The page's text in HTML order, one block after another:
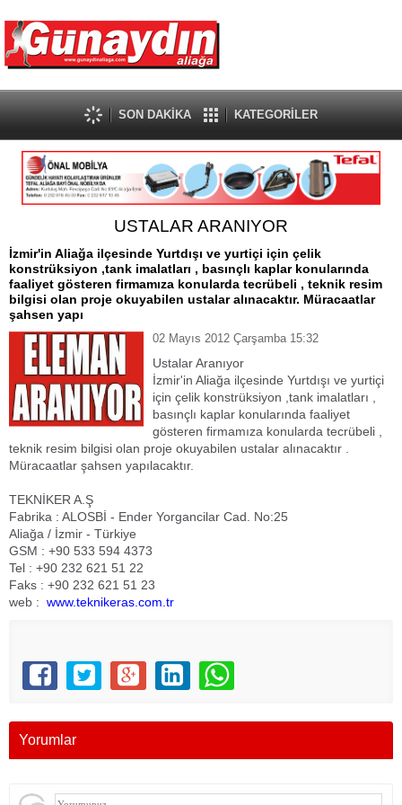
SON DAKİKA KATEGORİLER
USTALAR ARANIYOR
İzmir'in Aliağa ilçesinde Yurtdışı ve yurtiçi için çelik
konstrüksiyon ,tank imalatları , basınçlı kaplar konularında
faaliyet gösteren firmamıza konularda tecrübeli , teknik resim
bilgisi olan proje okuyabilen ustalar alınacaktır. Müracaatlar
şahsen yapı
02 Mayıs 2012 Çarşamba 15:32
Ustalar Aranıyor
İzmir'in Aliağa ilçesinde Yurtdışı ve yurtiçi
için çelik konstrüksiyon ,tank imalatları ,
basınçlı kaplar konularında faaliyet
gösteren firmamıza konularda tecrübeli ,
teknik resim bilgisi olan proje okuyabilen ustalar alınacaktır .
Müracaatlar şahsen yapılacaktır.
TEKNİKER A.Ş
Fabrika : ALOSBİ - Ender Yorgancilar Cad. No:25
Aliağa / İzmir - Türkiye
GSM : +90 533 594 4373
Tel : +90 232 621 51 22
Faks : +90 232 621 51 23
web : www.teknikeras.com.tr
Yorumlar